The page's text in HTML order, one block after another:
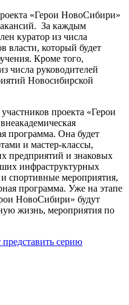
«Герои НовоСибири»
За каждым
куратор из числа
власти, который будет
Кроме того,
числа руководителей
Новосибирской
проекта «Герои
программа. Она будет
и мастер-классы,
предприятий и знаковых
инфраструктурных
спортивные мероприятия,
программа. Уже на этапе
НовоСибири» будут
жизнь, мероприятия по
серию